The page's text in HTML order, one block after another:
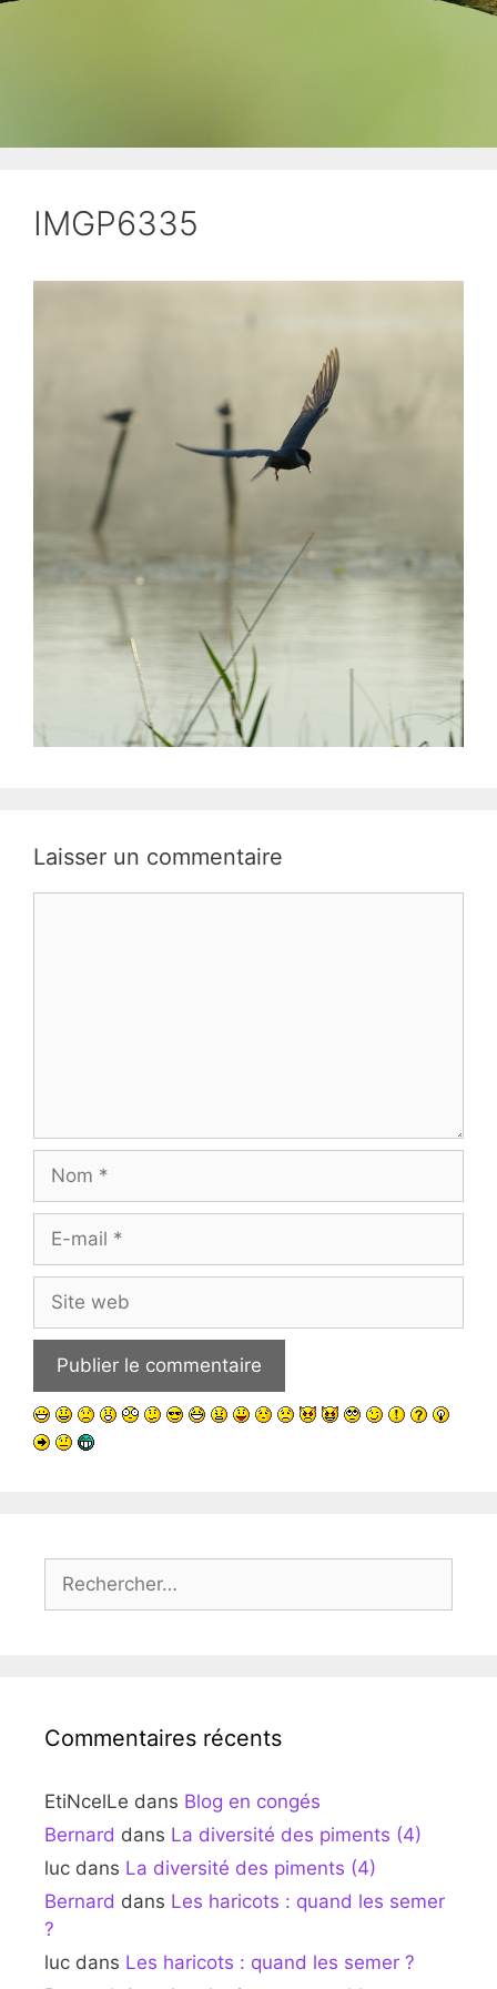
IMGP6335
Laisser un commentaire
Nom
Site
web
Rechercher :
Commentaires récents
EtiNcelLe dans Blog en congés
Bernard dans La diversité des piments (4)
luc dans La diversité des piments (4)
Bernard dans Les haricots : quand les semer
?
luc dans Les haricots : quand les semer ?